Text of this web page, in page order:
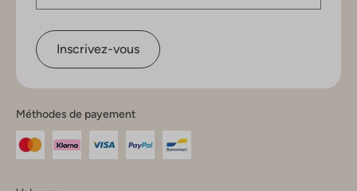
Inscrivez-vous
Méthodes de payement